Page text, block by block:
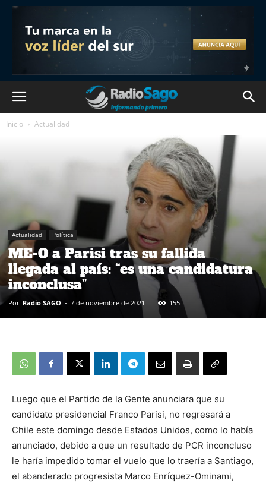
Inicio Actualidad
Actualidad Política
ME-O a Parisi tras su fallida
llegada al país: “es una candidatura
inconclusa”
Por Radio SAGO - 7 de noviembre de 2021 155
Luego que el Partido de la Gente anunciara que su
candidato presidencial Franco Parisi, no regresará a
Chile este domingo desde Estados Unidos, como lo había
anunciado, debido a que un resultado de PCR inconcluso
le haría impedido tomar el vuelo que lo traería a Santiago,
el abanderado progresista Marco Enríquez-Ominami,